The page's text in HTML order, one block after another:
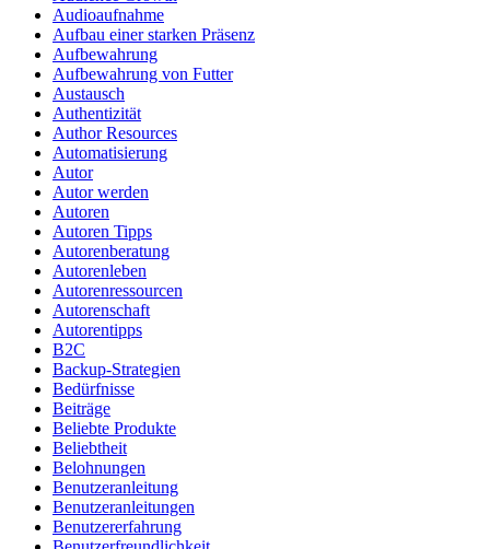
Audioaufnahme
Aufbau einer starken Präsenz
Aufbewahrung
Aufbewahrung von Futter
Austausch
Authentizität
Author Resources
Automatisierung
Autor
Autor werden
Autoren
Autoren Tipps
Autorenberatung
Autorenleben
Autorenressourcen
Autorenschaft
Autorentipps
B2C
Backup-Strategien
Bedürfnisse
Beiträge
Beliebte Produkte
Beliebtheit
Belohnungen
Benutzeranleitung
Benutzeranleitungen
Benutzererfahrung